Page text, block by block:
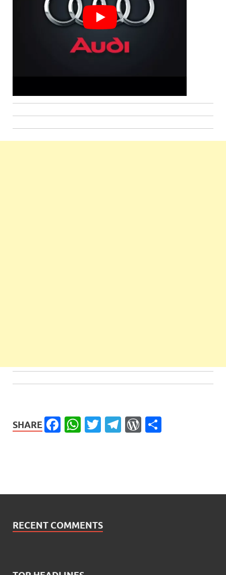
SHARE Facebook
WhatsApp
Twitter
Telegram
WordPress
RECENT COMMENTS